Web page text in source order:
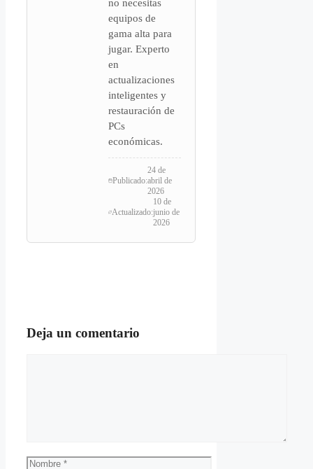
no necesitas
equipos de
gama alta para
jugar. Experto
en
actualizaciones
inteligentes y
restauración de
PCs
económicas.
Publicado:
24 de
abril de
2026
Actualizado:
10 de
junio de
2026
Deja un comentario
Nombre